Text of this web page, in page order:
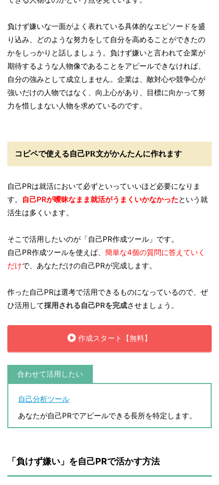
負けず嫌いな一面がよく表れている具体的なエピソードを盛
り込み、どのような努力をして自分を高めることができたの
かをしっかりと話しましょう。負けず嫌いと言われて企業が
期待するような人物像であることをアピールできなければ、
自分の強みとして成立しません。企業は、敵対心や競争心が
強いだけの人物ではなく、向上心があり、目標に向かって努
力を惜しまない人物を求めているのです。
コピペで使える自己PR文がかんたんに作れます
自己PRは就活において必ずといっていいほど必要になりま
す。
自己PRが曖昧なまま就活がうまくいかなかったという就
活生は多くいます。
そこで活用したいのが「自己PR作成ツール」です。
自己PR作成ツールを使えば、 簡単な4個の質問に答えていく
だけで、あなただけの自己PRが完成します。
作った自己PRは選考で活用できるものになっているので、ぜ
ひ活用して採用される自己PRを完成させましょう。
作成スタート【無料】
合わせて活用したい
自己分析ツール
あなたが自己PRでアピールできる長所を特定します。
「負けず嫌い」を自己PRで活かす方法